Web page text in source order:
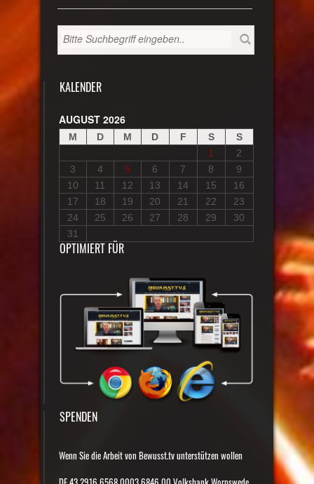
KALENDER
AUGUST 2026
M D M D F S
S
1
2
3
4 5 6 7 8
9
10
11 12 13 14 15
16
17
18 19 20 21 22
23
24
25 26 27 28 29
30
31
OPTIMIERT FÜR
SPENDEN
Wenn Sie die Arbeit von Bewusst.tv unterstützen wollen